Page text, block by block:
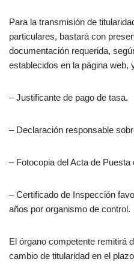
Para la transmisión de
particulares, bastará con
documentación requerida,
establecidos en la página web,
– Justificante de pago de tasa.
– Declaración responsable
– Fotocopia del Acta de Puesta
– Certificado de Inspección
años por organismo de control.
El órgano competente remitirá
cambio de titularidad en el